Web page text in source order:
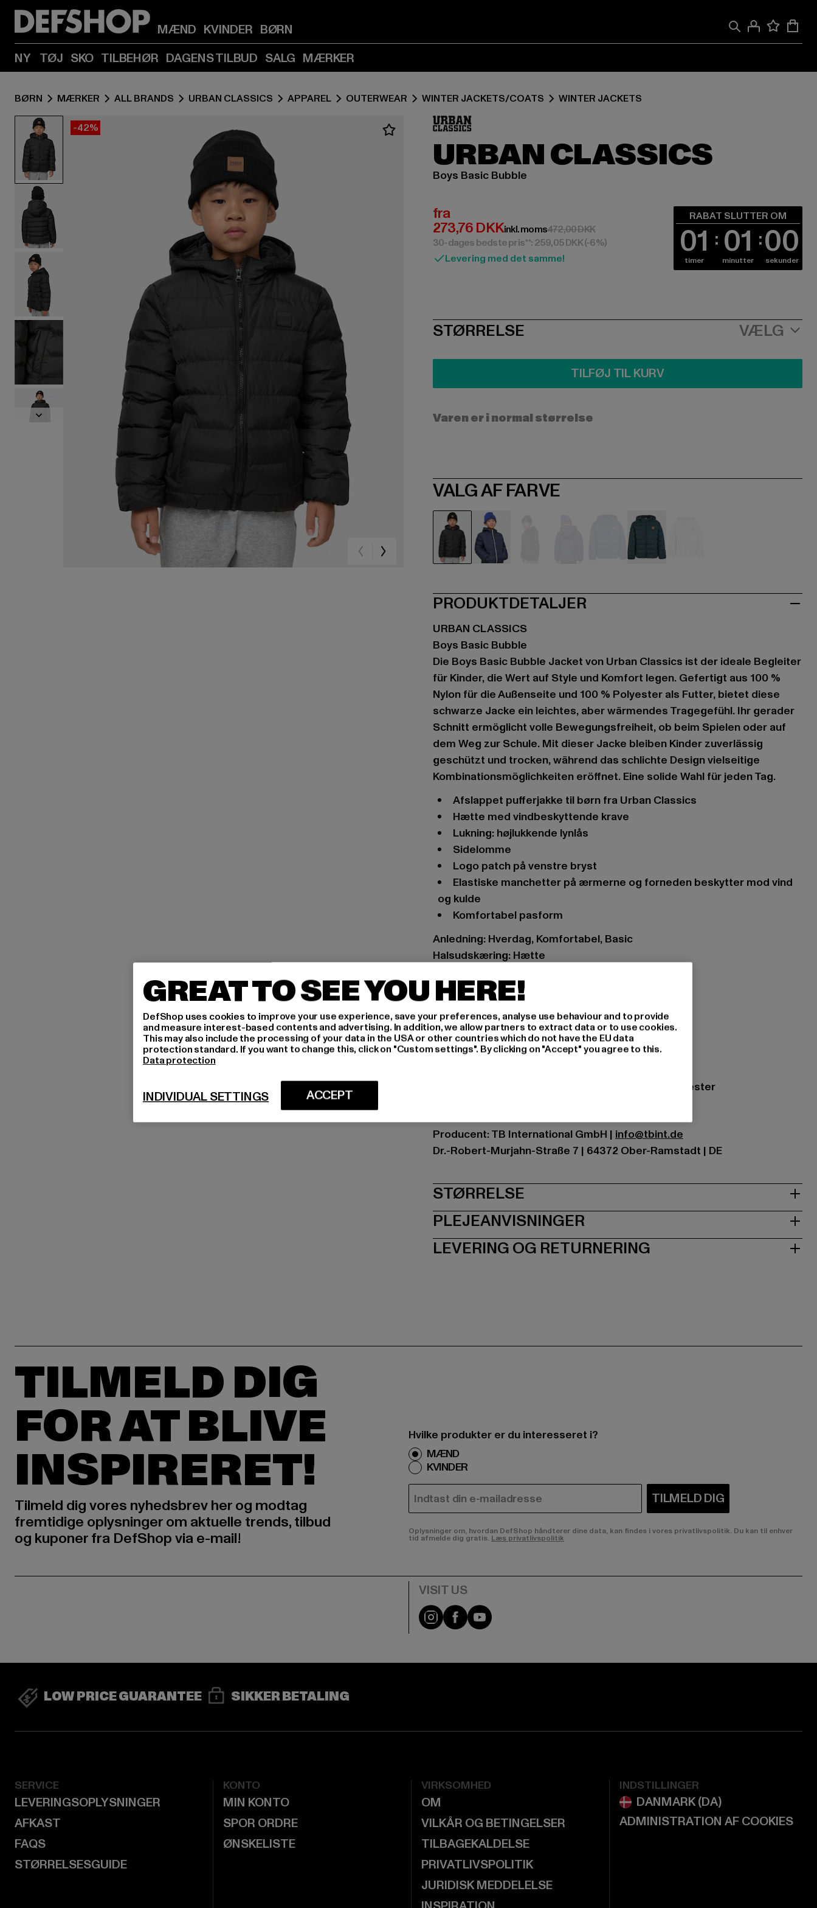
Indhold
på
Sidefod
på
MÆND KVINDER BØRN
NY TØJ SKO TILBEHØR DAGENS TILBUD SALG MÆRKER
BØRN MÆRKER ALL BRANDS URBAN CLASSICS APPAREL OUTERWEAR WINTER JACKETS/COATS WINTER JACKETS
-42%
URBAN CLASSICS
Boys Basic Bubble
fra
273,76 DKK
Nuværende pris: Fra 273,76 DKK
inkl. moms472,00 DKKKampagnepris: 472,00 DKK
30-dages bedste pris**: 259,05 DKK(-6%)
Levering med det samme!
RABAT SLUTTER OM
01
timer 00
minutter 59
sekunder
SIZE
STØRRELSE VÆLG
TILFØJ TIL KURV
Varen er i normal størrelse
VALG AF FARVE
PRODUKTDETALJER
URBAN CLASSICS
Boys Basic Bubble
Die Boys Basic Bubble Jacket von Urban Classics ist der ideale Begleiter
für Kinder, die Wert auf Style und Komfort legen. Gefertigt aus 100 %
Nylon für die Außenseite und 100 % Polyester als Futter, bietet diese
schwarze Jacke ein leichtes, aber wärmendes Tragegefühl. Ihr gerader
Schnitt ermöglicht volle Bewegungsfreiheit, ob beim Spielen oder auf
dem Weg zur Schule. Mit dieser Jacke bleiben Kinder zuverlässig
geschützt und trocken, während das schlichte Design vielseitige
Kombinationsmöglichkeiten eröffnet. Eine solide Wahl für jeden Tag.
Afslappet pufferjakke til børn fra Urban Classics
Hætte med vindbeskyttende krave
Lukning: højlukkende lynlås
Sidelomme
Logo patch på venstre bryst
Elastiske manchetter på ærmerne og forneden beskytter mod vind
og kulde
Komfortabel pasform
Anledning: Hverdag, Komfortabel, Basic
Halsudskæring: Hætte
Typer af lukningstyper: Lynlås
Skær: Regular
Mærke: Urban Classics
Kategori: Winter Jackets
Farve: schwarz
Materialesammensætning: 100% Nylon, 100% Polyester
Producent: TB International GmbH | info@tbint.de
Dr.-Robert-Murjahn-Straße 7 | 64372 Ober-Ramstadt | DE
STØRRELSE
PLEJEANVISNINGER
LEVERING OG RETURNERING
TILMELD DIG
FOR AT BLIVE
INSPIRERET!
Tilmeld dig vores nyhedsbrev her og modtag
fremtidige oplysninger om aktuelle trends, tilbud
og kuponer fra DefShop via e-mail!
Hvilke produkter er du interesseret i?
MÆND
KVINDER
E-MAIL TILMELD DIG
Oplysninger om, hvordan DefShop håndterer dine data, kan findes i vores privatlivspolitik. Du kan til enhver
tid afmelde dig gratis. Læs privatlivspolitik
Visit our Instagram page:
Visit our Facebook page:
Visit our YouTube channel:
LOW PRICE GUARANTEE SIKKER BETALING
SERVICE
LEVERINGSOPLYSNINGER
AFKAST
FAQS
STØRRELSESGUIDE
KONTO
MIN KONTO
SPOR ORDRE
ØNSKELISTE
VIRKSOMHED
OM
VILKÅR OG BETINGELSER
TILBAGEKALDELSE
PRIVATLIVSPOLITIK
JURIDISK MEDDELELSE
INDSTILLINGER
ADMINISTRATION AF COOKIES
GREAT TO SEE YOU HERE!
DefShop uses cookies to improve your use experience, save your preferences, analyse use behaviour and to provide
and measure interest-based contents and advertising. In addition, we allow partners to extract data or to use cookies.
This may also include the processing of your data in the USA or other countries which do not have the EU data
protection standard. If you want to change this, click on "Custom settings". By clicking on "Accept" you agree to this.
Data protection
ACCEPT
INDIVIDUAL SETTINGS